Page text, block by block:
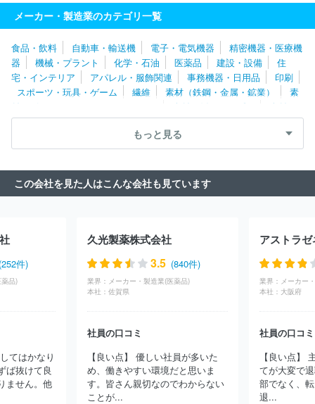
株式会社池田模範堂
テイカ製薬株式会社
浜理薬品工業株式会
社
伊藤製油株式会社 陽進堂ホールディングス株式会社
サファーマ株式会社
塩野義製薬株式会社 千寿製薬株式会社
タ
カラバイオ株式会社
森下仁丹株式会社
キッセイ薬品工業株式会
社
バイエル薬品株式会社 住友ファーマ株式会社
東亜薬品株式
会社
マルホ株式会社 日医工株式会社
日本全薬工業株式会社
株式会社太田胃散
社
光製薬株式会社 トーアエイヨー株式会社
中外製薬工業株式
会社
ＣＳＬベーリング株式会社
グラクソ・スミスクライン株式
会社
デンカ生研株式会社 株式会社カイノス
ユースキン製薬株
三麗ホールディングス株式会社 株式会社シノテスト
杏林
製薬株式会社
協和発酵バイオ株式会社
Ｍｅｉｊｉ Ｓｅｉｋａ
ファルマ株式会社
協和キリン株式会社
ゼリア新薬工業株式会社
中外製薬株式会社
鳥居薬品株式会社
アステラス製薬株式会社
積水メディカル株式会社 帝人ファーマ株式会社
株式
テルモ山口株式会社
米沢浜理薬品工業株式会社
みどり化学株式
会社
株式会社ニチレイバイオサイエンス
アルプス薬品工業株式
会社
ワクチノーバ株式会社 中日本カプセル株式会社
ほか(422
メーカー・製造業のカテゴリ一覧
食品・飲料 自動車・輸送機 電子・電気機器
精密機器・医療機
器
機械・プラント 化学・石油 医薬品 建設・設備
住
宅・インテリア
アパレル・服飾関連 事務機器・日用品
印刷
スポーツ・玩具・ゲーム
繊維 素材（鉄鋼・金属・鉱業）
素
材（ゴム・ガラス・セラミックス）
素材（紙・パルプ）
素材
（その他）
農林・水産 たばこ・飼料 その他
もっと見る
この会社を見た人はこんな会社も見ています
件)
品)
てはかなり
ば抜けて良
ません。他
久光製薬株式会社
3.5 (840件)
業界： メーカー・製造業(医薬品)
本社： 佐賀県
社員の口コミ
【良い点】 優しい社員が多いた
め、働きやすい環境だと思いま
す。皆さん親切なのでわからない
ことが...
アストラ
業界： メーカー
本社： 大阪府
社員の口コミ
【良い点】
てが大変で
部でなく、
退...